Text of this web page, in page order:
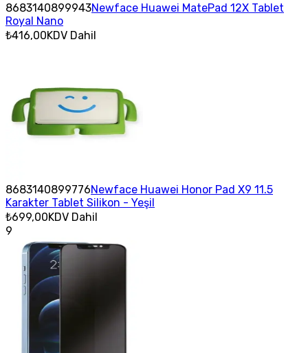
8683140899943Newface Huawei MatePad 12X Tablet
Royal Nano
₺416,00KDV Dahil
8683140899776Newface Huawei Honor Pad X9 11.5
Karakter Tablet Silikon - Yeşil
₺699,00KDV Dahil
9